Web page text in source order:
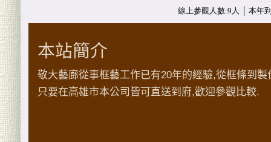
本站簡介
敬大藝廊從事框藝工作已有20年的經驗,從框條到
只要在高雄市本公司皆可直送到府,歡迎參觀比較.